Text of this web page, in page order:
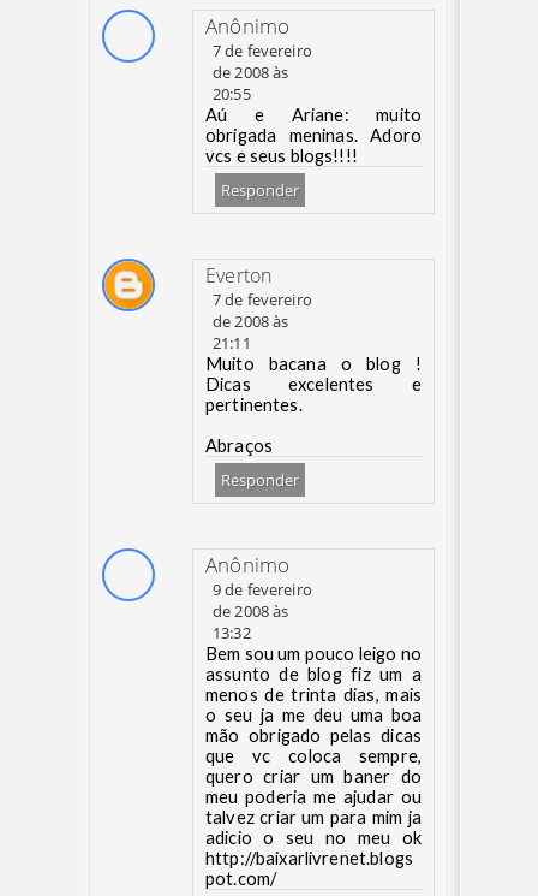
Anônimo
7 de fevereiro
de 2008 às
20:55
Aú e Ariane: muito
obrigada meninas. Adoro
vcs e seus blogs!!!!
Responder
Everton
7 de fevereiro
de 2008 às
21:11
Muito bacana o blog !
Dicas excelentes e
pertinentes.
Abraços
Responder
Anônimo
9 de fevereiro
de 2008 às
13:32
Bem sou um pouco leigo no
assunto de blog fiz um a
menos de trinta dias, mais
o seu ja me deu uma boa
mão obrigado pelas dicas
que vc coloca sempre,
quero criar um baner do
meu poderia me ajudar ou
talvez criar um para mim ja
adicio o seu no meu ok
http://baixarlivrenet.blogs
pot.com/